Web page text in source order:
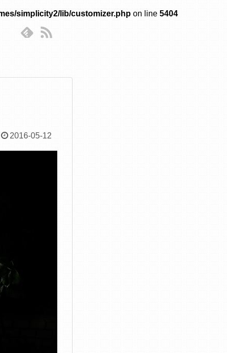
simplicity2/lib/customizer.php on line 5404
2016-05-12